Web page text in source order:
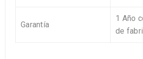
Garantía
1 Año
de